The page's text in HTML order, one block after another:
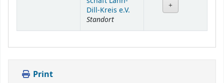
Dill-Kreis e.V.
Standort
Print